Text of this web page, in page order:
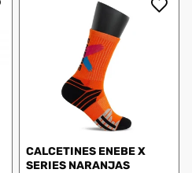
CALCETINES ENEBE X
SERIES NARANJAS